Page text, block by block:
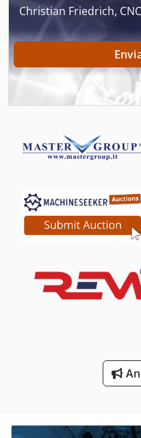
Placa De Circuito
Placa De Circuito
Placa De Identificación
Placa De La Máquina
Placa De La Máquina
Placa De Medición
Placa De Refuerzo
Placa De Sujecion
Placas De Escritorio
Prensa De La Placa
Christian Friedrich,